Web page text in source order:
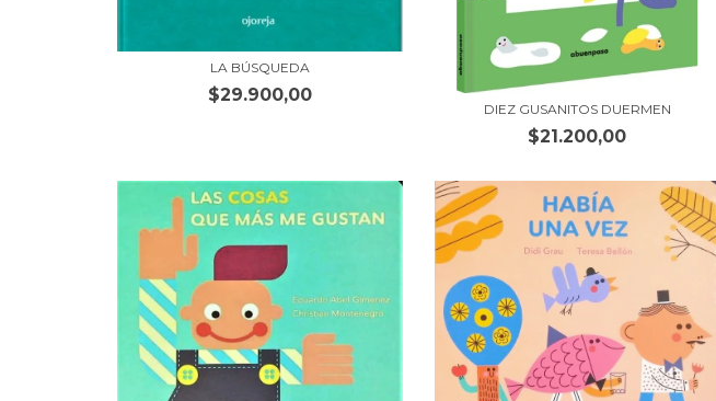
LA BÚSQUEDA
$29.900,00
DIEZ GUSANITOS DUERMEN
$21.200,00